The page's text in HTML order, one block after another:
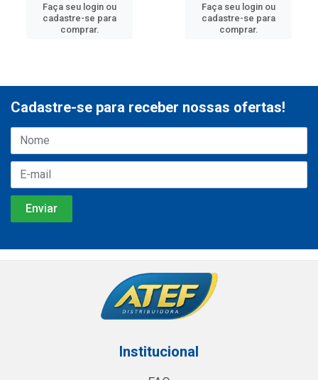
Faça seu login ou
cadastre-se para
comprar.
Faça seu login ou
cadastre-se para
comprar.
Cadastre-se para receber nossas ofertas!
Institucional